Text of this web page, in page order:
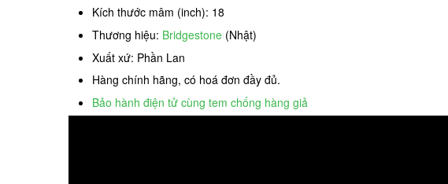
Kích thước mâm (inch): 18
Thương hiệu: Bridgestone (Nhật)
Xuất xứ: Phần Lan
Hàng chính hãng, có hoá đơn đầy đủ.
Bảo hành điện tử cùng tem chống hàng giả